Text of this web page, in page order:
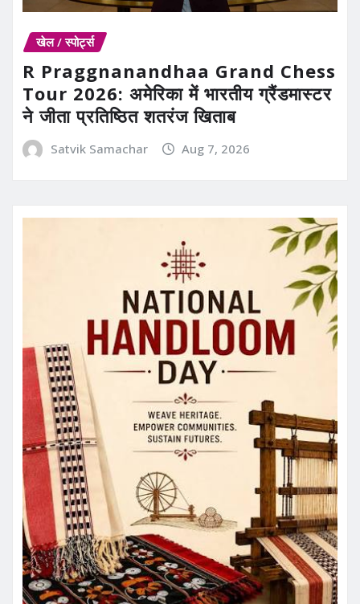
खेल / स्पोर्ट्स
R Praggnanandhaa Grand Chess
Tour 2026: अमेरिका में भारतीय ग्रैंडमास्टर
ने जीता प्रतिष्ठित शतरंज खिताब
Satvik Samachar Aug 7, 2026